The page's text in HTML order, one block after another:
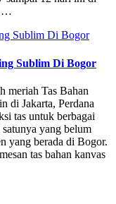
…
Sublim Di Bogor
meriah Tas Bahan
di Jakarta, Perdana
tas untuk berbagai
yang belum
yang berada di Bogor.
tas bahan kanvas